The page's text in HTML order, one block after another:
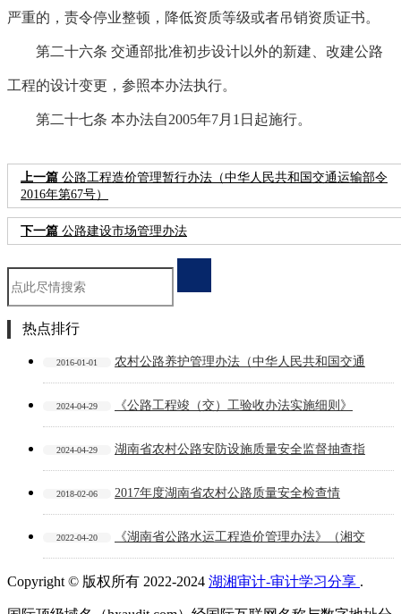
严重的，责令停业整顿，降低资质等级或者吊销资质证书。
第二十六条 交通部批准初步设计以外的新建、改建公路
工程的设计变更，参照本办法执行。
第二十七条 本办法自2005年7月1日起施行。
上一篇 公路工程造价管理暂行办法（中华人民共和国交通运输部令
2016年第67号）
下一篇 公路建设市场管理办法
热点排行
2016-01-01 农村公路养护管理办法（中华人民共和国交通
2024-04-29 《公路工程竣（交）工验收办法实施细则》
2024-04-29 湖南省农村公路安防设施质量安全监督抽查指
2018-02-06 2017年度湖南省农村公路质量安全检查情
2022-04-20 《湖南省公路水运工程造价管理办法》（湘交
Copyright © 版权所有 2022-2024 湖湘审计-审计学习分享 .